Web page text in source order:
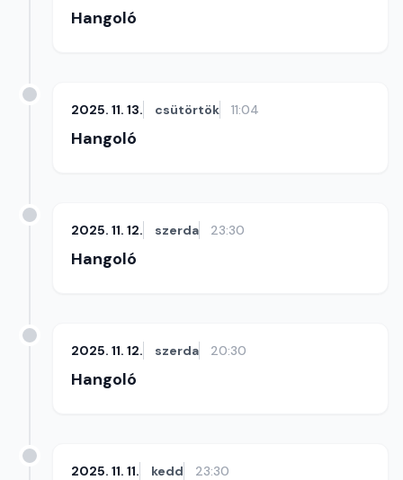
Hangoló
2025. 11. 13. csütörtök 11:04
Hangoló
2025. 11. 12. szerda 23:30
Hangoló
2025. 11. 12. szerda 20:30
Hangoló
2025. 11. 11. kedd 23:30